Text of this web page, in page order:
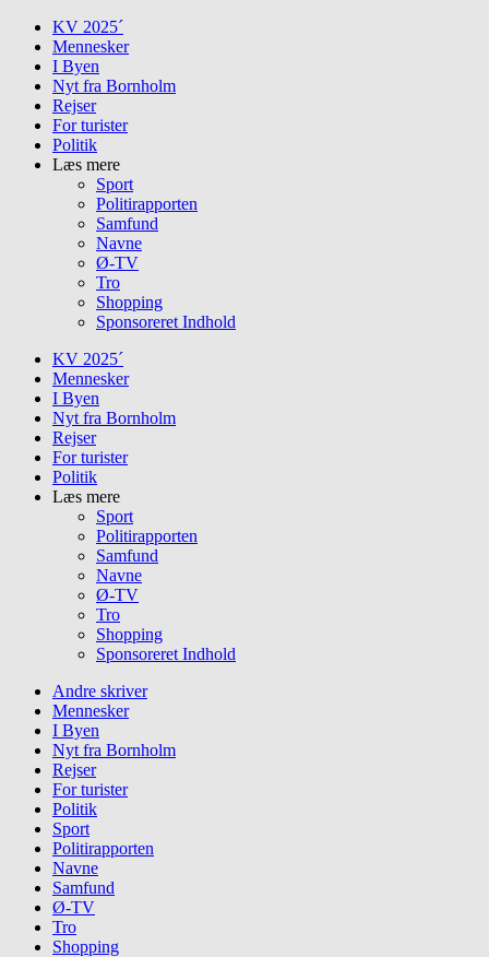
Skip
content
KV 2025´
Mennesker
I Byen
Nyt fra Bornholm
Rejser
For turister
Politik
Læs mere
Sport
Politirapporten
Samfund
Navne
Ø-TV
Tro
Shopping
Sponsoreret Indhold
KV 2025´
Mennesker
I Byen
Nyt fra Bornholm
Rejser
For turister
Politik
Læs mere
Sport
Politirapporten
Samfund
Navne
Ø-TV
Tro
Shopping
Sponsoreret Indhold
Andre skriver
Mennesker
I Byen
Nyt fra Bornholm
Rejser
For turister
Politik
Sport
Politirapporten
Navne
Samfund
Ø-TV
Tro
Shopping